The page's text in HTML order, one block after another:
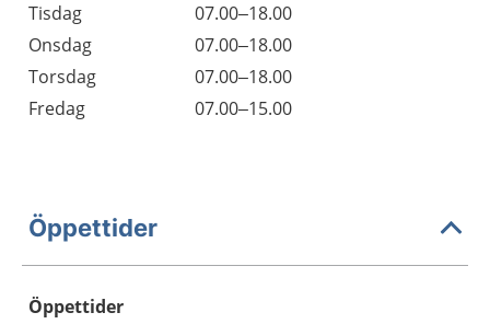
Tisdag
07.00–18.00
Onsdag
07.00–18.00
Torsdag
07.00–18.00
Fredag
07.00–15.00
Öppettider
Öppettider